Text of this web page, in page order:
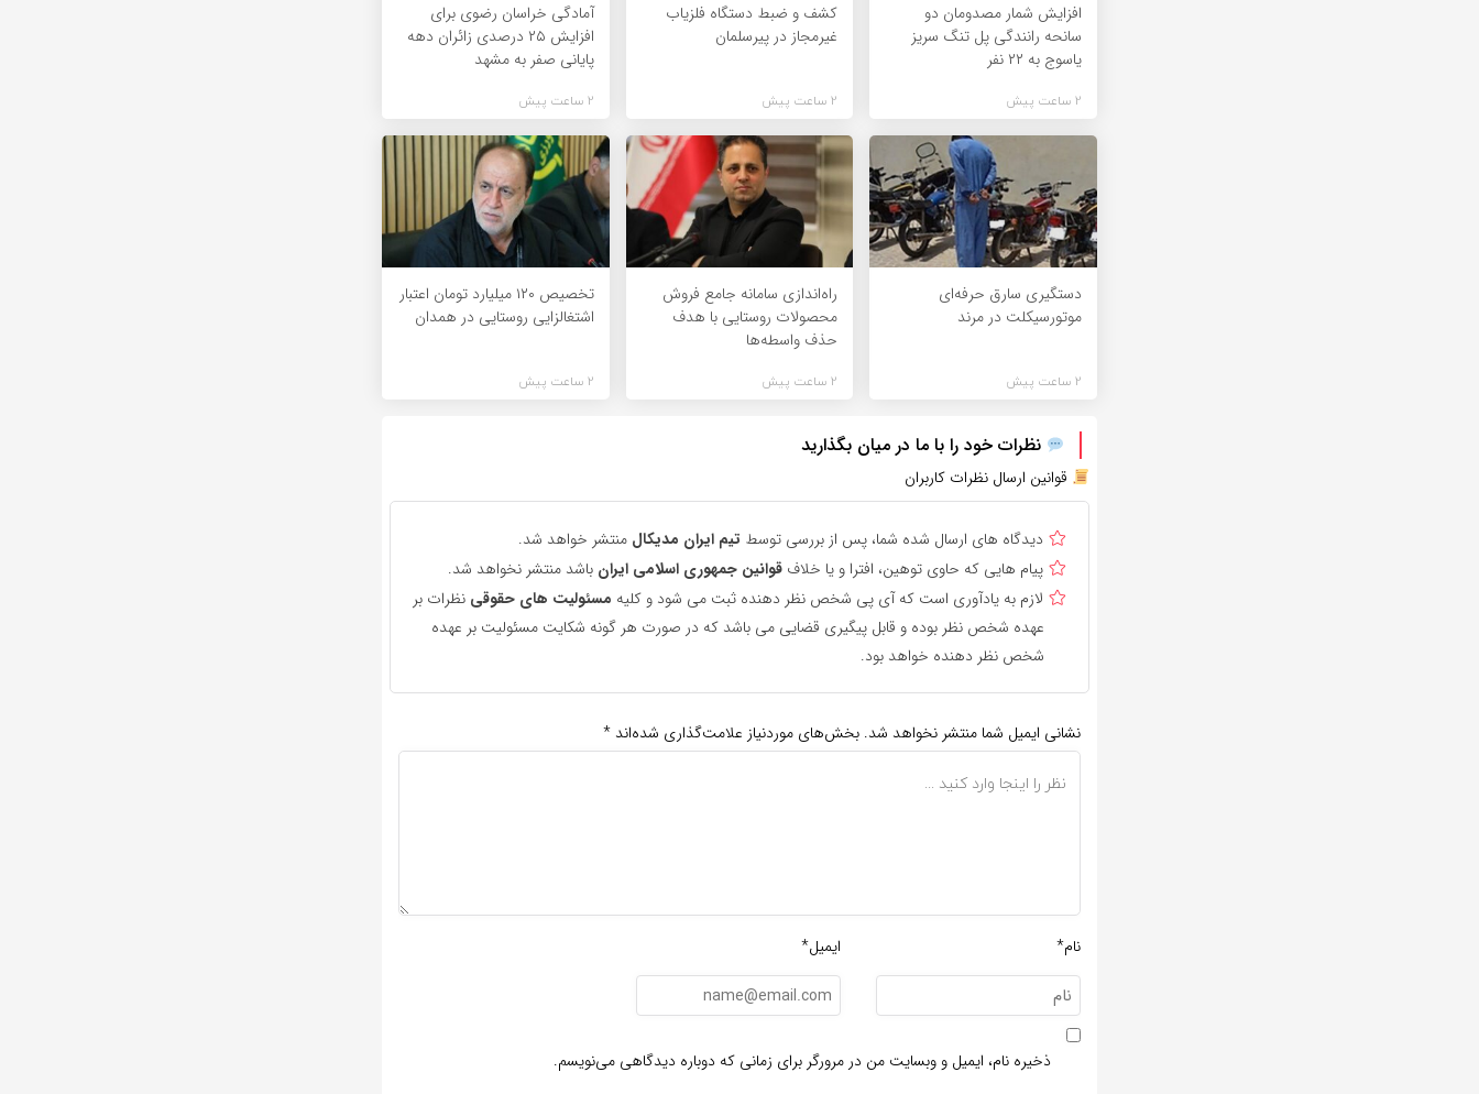
افزایش شمار مصدومان دو
سانحه رانندگی پل تنگ سریز
یاسوج به ۲۲ نفر
2 ساعت پیش
کشف و ضبط دستگاه فلزیاب
غیرمجاز در پیرسلمان
2 ساعت پیش
آمادگی خراسان رضوی برای
افزایش ۲۵ درصدی زائران دهه
پایانی صفر به مشهد
2 ساعت پیش
دستگیری سارق حرفه‌ای
موتورسیکلت در مرند
2 ساعت پیش
راه‌اندازی سامانه جامع فروش
محصولات روستایی با هدف
حذف واسطه‌ها
2 ساعت پیش
تخصیص ۱۲۰ میلیارد تومان اعتبار
اشتغالزایی روستایی در همدان
2 ساعت پیش
نظرات خود را با ما در میان بگذارید
قوانین ارسال نظرات کاربران
دیدگاه های ارسال شده شما، پس از بررسی توسط تیم ایران مدیکال منتشر خواهد شد.
پیام هایی که حاوی توهین، افترا و یا خلاف قوانین جمهوری اسلامی ایران باشد منتشر نخواهد شد.
لازم به یادآوری است که آی پی شخص نظر دهنده ثبت می شود و کلیه مسئولیت های حقوقی نظرات بر
عهده شخص نظر بوده و قابل پیگیری قضایی می باشد که در صورت هر گونه شکایت مسئولیت بر عهده
شخص نظر دهنده خواهد بود.
نشانی ایمیل شما منتشر نخواهد شد. بخش‌های موردنیاز علامت‌گذاری شده‌اند *
نام* ایمیل*
ذخیره نام، ایمیل و وبسایت من در مرورگر برای زمانی که دوباره دیدگاهی می‌نویسم.